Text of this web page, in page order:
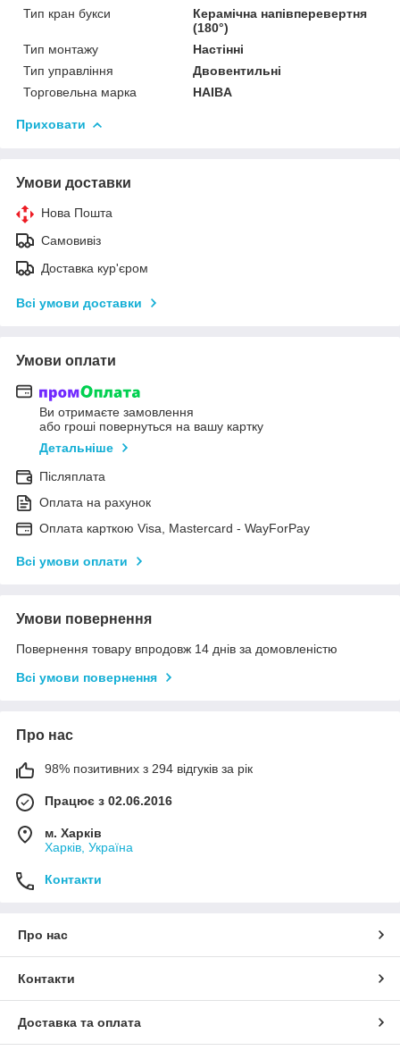
Тип кран букси
Керамічна напівперевертня
(180°)
Тип монтажу
Настінні
Тип управління
Двовентильні
Торговельна марка
HAIBA
Приховати
Умови доставки
Нова Пошта
Самовивіз
Доставка кур'єром
Всі умови доставки
Умови оплати
Ви отримаєте замовлення
або гроші повернуться на вашу картку
Детальніше
Післяплата
Оплата на рахунок
Оплата карткою Visa, Mastercard - WayForPay
Всі умови оплати
Умови повернення
Повернення товару впродовж 14 днів за домовленістю
Всі умови повернення
Про нас
98% позитивних з 294 відгуків за рік
Працює з 02.06.2016
м. Харків
Харків, Україна
Контакти
Про нас
Контакти
Доставка та оплата